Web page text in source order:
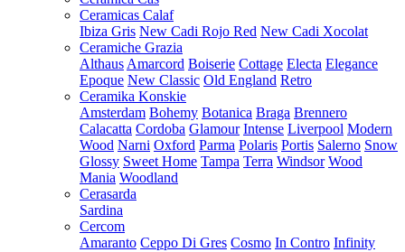
Ceramicas Calaf
Ibiza Gris New Cadi Rojo Red New Cadi Xocolat
Ceramiche Grazia
Althaus Amarcord Boiserie Cottage Electa Elegance
Epoque New Classic Old England Retro
Ceramika Konskie
Amsterdam Bohemy Botanica Braga Brennero
Calacatta Cordoba Glamour Intense Liverpool Modern
Wood Narni Oxford Parma Polaris Portis Salerno Snow
Glossy Sweet Home Tampa Terra Windsor Wood
Mania Woodland
Cerasarda
Sardina
Cercom
Amaranto Ceppo Di Gres Cosmo In Contro Infinity